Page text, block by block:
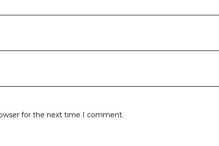
for the next time I comment.